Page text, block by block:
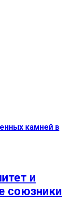
камней в
и
союзники